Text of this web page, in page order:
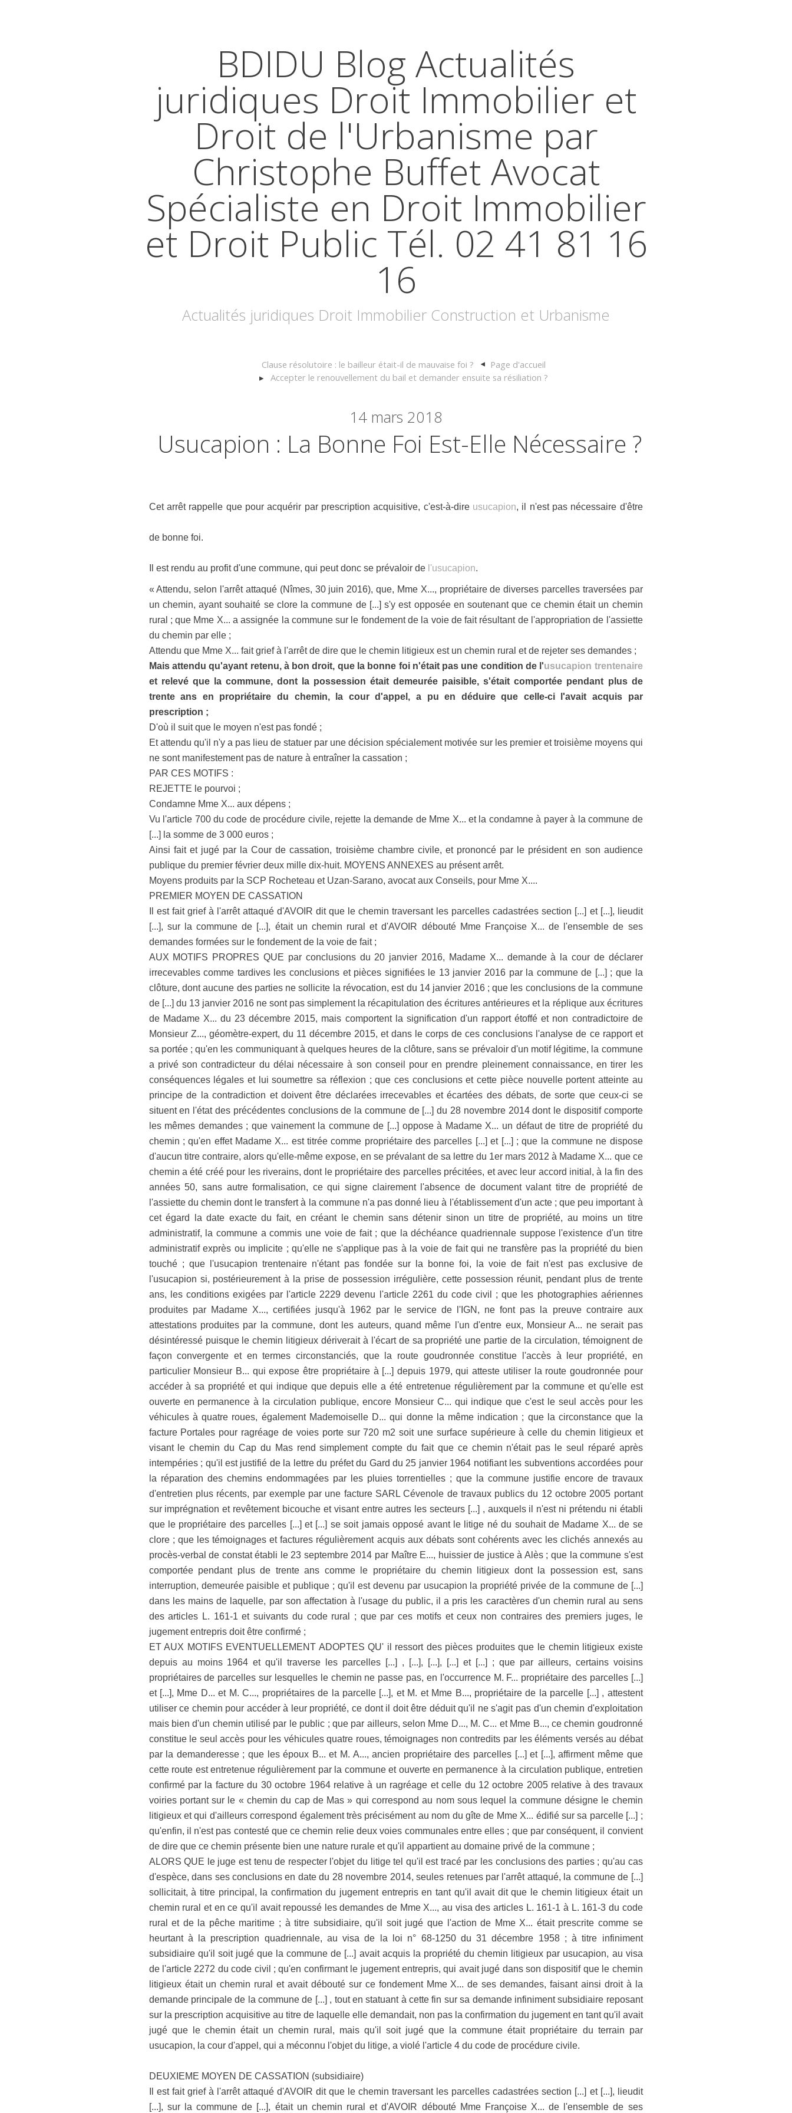
BDIDU Blog Actualités
juridiques Droit Immobilier et
Droit de l'Urbanisme par
Christophe Buffet Avocat
Spécialiste en Droit Immobilier
et Droit Public Tél. 02 41 81 16
16
Actualités juridiques Droit Immobilier Construction et Urbanisme
Clause résolutoire : le bailleur était-il de mauvaise foi ?
Page d'accueil
Accepter le renouvellement du bail et demander ensuite sa résiliation ?
14 mars 2018
Usucapion : La Bonne Foi Est-Elle Nécessaire ?
Cet arrêt rappelle que pour acquérir par prescription acquisitive, c'est-à-dire usucapion, il n'est pas nécessaire d'être
de bonne foi.
Il est rendu au profit d'une commune, qui peut donc se prévaloir de l'usucapion.
« Attendu, selon l'arrêt attaqué (Nîmes, 30 juin 2016), que, Mme X..., propriétaire de diverses parcelles traversées par
un chemin, ayant souhaité se clore la commune de [...] s'y est opposée en soutenant que ce chemin était un chemin
rural ; que Mme X... a assignée la commune sur le fondement de la voie de fait résultant de l'appropriation de l'assiette
du chemin par elle ;
Attendu que Mme X... fait grief à l'arrêt de dire que le chemin litigieux est un chemin rural et de rejeter ses demandes ;
Mais attendu qu'ayant retenu, à bon droit, que la bonne foi n'était pas une condition de l'usucapion trentenaire
et relevé que la commune, dont la possession était demeurée paisible, s'était comportée pendant plus de
trente ans en propriétaire du chemin, la cour d'appel, a pu en déduire que celle-ci l'avait acquis par
prescription ;
D'où il suit que le moyen n'est pas fondé ;
Et attendu qu'il n'y a pas lieu de statuer par une décision spécialement motivée sur les premier et troisième moyens qui
ne sont manifestement pas de nature à entraîner la cassation ;
PAR CES MOTIFS :
REJETTE le pourvoi ;
Condamne Mme X... aux dépens ;
Vu l'article 700 du code de procédure civile, rejette la demande de Mme X... et la condamne à payer à la commune de
[...] la somme de 3 000 euros ;
Ainsi fait et jugé par la Cour de cassation, troisième chambre civile, et prononcé par le président en son audience
publique du premier février deux mille dix-huit. MOYENS ANNEXES au présent arrêt.
Moyens produits par la SCP Rocheteau et Uzan-Sarano, avocat aux Conseils, pour Mme X....
PREMIER MOYEN DE CASSATION
Il est fait grief à l'arrêt attaqué d'AVOIR dit que le chemin traversant les parcelles cadastrées section [...] et [...], lieudit
[...], sur la commune de [...], était un chemin rural et d'AVOIR débouté Mme Françoise X... de l'ensemble de ses
demandes formées sur le fondement de la voie de fait ;
AUX MOTIFS PROPRES QUE par conclusions du 20 janvier 2016, Madame X... demande à la cour de déclarer
irrecevables comme tardives les conclusions et pièces signifiées le 13 janvier 2016 par la commune de [...] ; que la
clôture, dont aucune des parties ne sollicite la révocation, est du 14 janvier 2016 ; que les conclusions de la commune
de [...] du 13 janvier 2016 ne sont pas simplement la récapitulation des écritures antérieures et la réplique aux écritures
de Madame X... du 23 décembre 2015, mais comportent la signification d'un rapport étoffé et non contradictoire de
Monsieur Z..., géomètre-expert, du 11 décembre 2015, et dans le corps de ces conclusions l'analyse de ce rapport et
sa portée ; qu'en les communiquant à quelques heures de la clôture, sans se prévaloir d'un motif légitime, la commune
a privé son contradicteur du délai nécessaire à son conseil pour en prendre pleinement connaissance, en tirer les
conséquences légales et lui soumettre sa réflexion ; que ces conclusions et cette pièce nouvelle portent atteinte au
principe de la contradiction et doivent être déclarées irrecevables et écartées des débats, de sorte que ceux-ci se
situent en l'état des précédentes conclusions de la commune de [...] du 28 novembre 2014 dont le dispositif comporte
les mêmes demandes ; que vainement la commune de [...] oppose à Madame X... un défaut de titre de propriété du
chemin ; qu'en effet Madame X... est titrée comme propriétaire des parcelles [...] et [...] ; que la commune ne dispose
d'aucun titre contraire, alors qu'elle-même expose, en se prévalant de sa lettre du 1er mars 2012 à Madame X... que ce
chemin a été créé pour les riverains, dont le propriétaire des parcelles précitées, et avec leur accord initial, à la fin des
années 50, sans autre formalisation, ce qui signe clairement l'absence de document valant titre de propriété de
l'assiette du chemin dont le transfert à la commune n'a pas donné lieu à l'établissement d'un acte ; que peu important à
cet égard la date exacte du fait, en créant le chemin sans détenir sinon un titre de propriété, au moins un titre
administratif, la commune a commis une voie de fait ; que la déchéance quadriennale suppose l'existence d'un titre
administratif exprès ou implicite ; qu'elle ne s'applique pas à la voie de fait qui ne transfère pas la propriété du bien
touché ; que l'usucapion trentenaire n'étant pas fondée sur la bonne foi, la voie de fait n'est pas exclusive de
l'usucapion si, postérieurement à la prise de possession irrégulière, cette possession réunit, pendant plus de trente
ans, les conditions exigées par l'article 2229 devenu l'article 2261 du code civil ; que les photographies aériennes
produites par Madame X..., certifiées jusqu'à 1962 par le service de l'IGN, ne font pas la preuve contraire aux
attestations produites par la commune, dont les auteurs, quand même l'un d'entre eux, Monsieur A... ne serait pas
désintéressé puisque le chemin litigieux dériverait à l'écart de sa propriété une partie de la circulation, témoignent de
façon convergente et en termes circonstanciés, que la route goudronnée constitue l'accès à leur propriété, en
particulier Monsieur B... qui expose être propriétaire à [...] depuis 1979, qui atteste utiliser la route goudronnée pour
accéder à sa propriété et qui indique que depuis elle a été entretenue régulièrement par la commune et qu'elle est
ouverte en permanence à la circulation publique, encore Monsieur C... qui indique que c'est le seul accès pour les
véhicules à quatre roues, également Mademoiselle D... qui donne la même indication ; que la circonstance que la
facture Portales pour ragréage de voies porte sur 720 m2 soit une surface supérieure à celle du chemin litigieux et
visant le chemin du Cap du Mas rend simplement compte du fait que ce chemin n'était pas le seul réparé après
intempéries ; qu'il est justifié de la lettre du préfet du Gard du 25 janvier 1964 notifiant les subventions accordées pour
la réparation des chemins endommagées par les pluies torrentielles ; que la commune justifie encore de travaux
d'entretien plus récents, par exemple par une facture SARL Cévenole de travaux publics du 12 octobre 2005 portant
sur imprégnation et revêtement bicouche et visant entre autres les secteurs [...] , auxquels il n'est ni prétendu ni établi
que le propriétaire des parcelles [...] et [...] se soit jamais opposé avant le litige né du souhait de Madame X... de se
clore ; que les témoignages et factures régulièrement acquis aux débats sont cohérents avec les clichés annexés au
procès-verbal de constat établi le 23 septembre 2014 par Maître E..., huissier de justice à Alès ; que la commune s'est
comportée pendant plus de trente ans comme le propriétaire du chemin litigieux dont la possession est, sans
interruption, demeurée paisible et publique ; qu'il est devenu par usucapion la propriété privée de la commune de [...]
dans les mains de laquelle, par son affectation à l'usage du public, il a pris les caractères d'un chemin rural au sens
des articles L. 161-1 et suivants du code rural ; que par ces motifs et ceux non contraires des premiers juges, le
jugement entrepris doit être confirmé ;
ET AUX MOTIFS EVENTUELLEMENT ADOPTES QU' il ressort des pièces produites que le chemin litigieux existe
depuis au moins 1964 et qu'il traverse les parcelles [...] , [...], [...], [...] et [...] ; que par ailleurs, certains voisins
propriétaires de parcelles sur lesquelles le chemin ne passe pas, en l'occurrence M. F... propriétaire des parcelles [...]
et [...], Mme D... et M. C..., propriétaires de la parcelle [...], et M. et Mme B..., propriétaire de la parcelle [...] , attestent
utiliser ce chemin pour accéder à leur propriété, ce dont il doit être déduit qu'il ne s'agit pas d'un chemin d'exploitation
mais bien d'un chemin utilisé par le public ; que par ailleurs, selon Mme D..., M. C... et Mme B..., ce chemin goudronné
constitue le seul accès pour les véhicules quatre roues, témoignages non contredits par les éléments versés au débat
par la demanderesse ; que les époux B... et M. A..., ancien propriétaire des parcelles [...] et [...], affirment même que
cette route est entretenue régulièrement par la commune et ouverte en permanence à la circulation publique, entretien
confirmé par la facture du 30 octobre 1964 relative à un ragréage et celle du 12 octobre 2005 relative à des travaux
voiries portant sur le « chemin du cap de Mas » qui correspond au nom sous lequel la commune désigne le chemin
litigieux et qui d'ailleurs correspond également très précisément au nom du gîte de Mme X... édifié sur sa parcelle [...] ;
qu'enfin, il n'est pas contesté que ce chemin relie deux voies communales entre elles ; que par conséquent, il convient
de dire que ce chemin présente bien une nature rurale et qu'il appartient au domaine privé de la commune ;
ALORS QUE le juge est tenu de respecter l'objet du litige tel qu'il est tracé par les conclusions des parties ; qu'au cas
d'espèce, dans ses conclusions en date du 28 novembre 2014, seules retenues par l'arrêt attaqué, la commune de [...]
sollicitait, à titre principal, la confirmation du jugement entrepris en tant qu'il avait dit que le chemin litigieux était un
chemin rural et en ce qu'il avait repoussé les demandes de Mme X..., au visa des articles L. 161-1 à L. 161-3 du code
rural et de la pêche maritime ; à titre subsidiaire, qu'il soit jugé que l'action de Mme X... était prescrite comme se
heurtant à la prescription quadriennale, au visa de la loi n° 68-1250 du 31 décembre 1958 ; à titre infiniment
subsidiaire qu'il soit jugé que la commune de [...] avait acquis la propriété du chemin litigieux par usucapion, au visa
de l'article 2272 du code civil ; qu'en confirmant le jugement entrepris, qui avait jugé dans son dispositif que le chemin
litigieux était un chemin rural et avait débouté sur ce fondement Mme X... de ses demandes, faisant ainsi droit à la
demande principale de la commune de [...] , tout en statuant à cette fin sur sa demande infiniment subsidiaire reposant
sur la prescription acquisitive au titre de laquelle elle demandait, non pas la confirmation du jugement en tant qu'il avait
jugé que le chemin était un chemin rural, mais qu'il soit jugé que la commune était propriétaire du terrain par
usucapion, la cour d'appel, qui a méconnu l'objet du litige, a violé l'article 4 du code de procédure civile.
DEUXIEME MOYEN DE CASSATION (subsidiaire)
Il est fait grief à l'arrêt attaqué d'AVOIR dit que le chemin traversant les parcelles cadastrées section [...] et [...], lieudit
[...], sur la commune de [...], était un chemin rural et d'AVOIR débouté Mme Françoise X... de l'ensemble de ses